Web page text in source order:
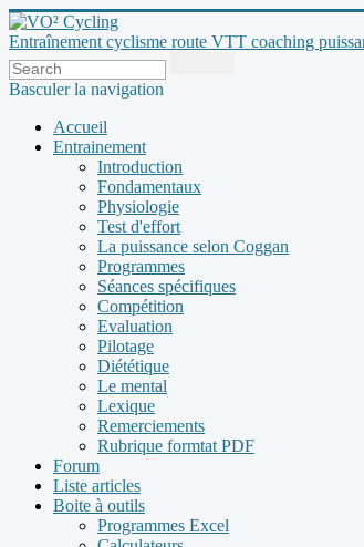
Entraînement cyclisme route VTT coaching
Basculer la navigation
Accueil
Entrainement
Introduction
Fondamentaux
Physiologie
Test d'effort
La puissance selon Coggan
Programmes
Séances spécifiques
Compétition
Evaluation
Pilotage
Diététique
Le mental
Lexique
Remerciements
Rubrique formtat PDF
Forum
Liste articles
Boite à outils
Programmes Excel